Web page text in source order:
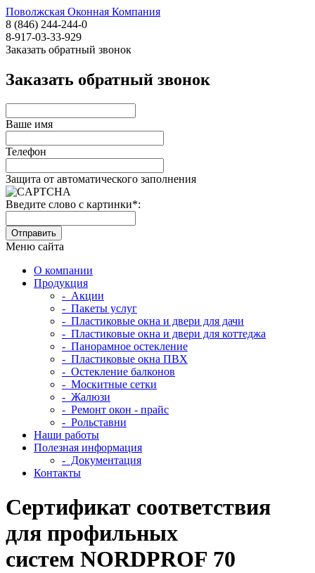
Поволжская Оконная Компания
8 (846) 244-244-0
8-917-03-33-929
Заказать обратный звонок
Заказать обратный звонок
Ваше имя
Телефон
Защита от автоматического заполнения
Введите слово с картинки*:
Меню сайта
О компании
Продукция
- Акции
- Пакеты услуг
- Пластиковые окна и двери для дачи
- Пластиковые окна и двери для коттеджа
- Панорамное остекление
- Пластиковые окна ПВХ
- Остекление балконов
- Москитные сетки
- Жалюзи
- Ремонт окон - прайс
- Рольставни
Наши работы
Полезная информация
- Документация
Контакты
Сертификат соответствия
для профильных
систем NORDPROF 70